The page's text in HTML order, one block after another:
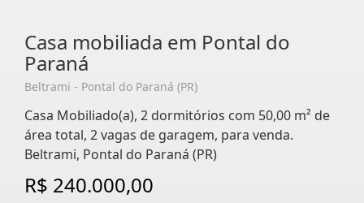
Casa mobiliada em Pontal do
Paraná
Beltrami - Pontal do Paraná (PR)
Casa Mobiliado(a), 2 dormitórios com 50,00 m² de
área total, 2 vagas de garagem, para venda.
Beltrami, Pontal do Paraná (PR)
R$ 240.000,00